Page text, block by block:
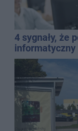
4 sygnały, że
informatyczny